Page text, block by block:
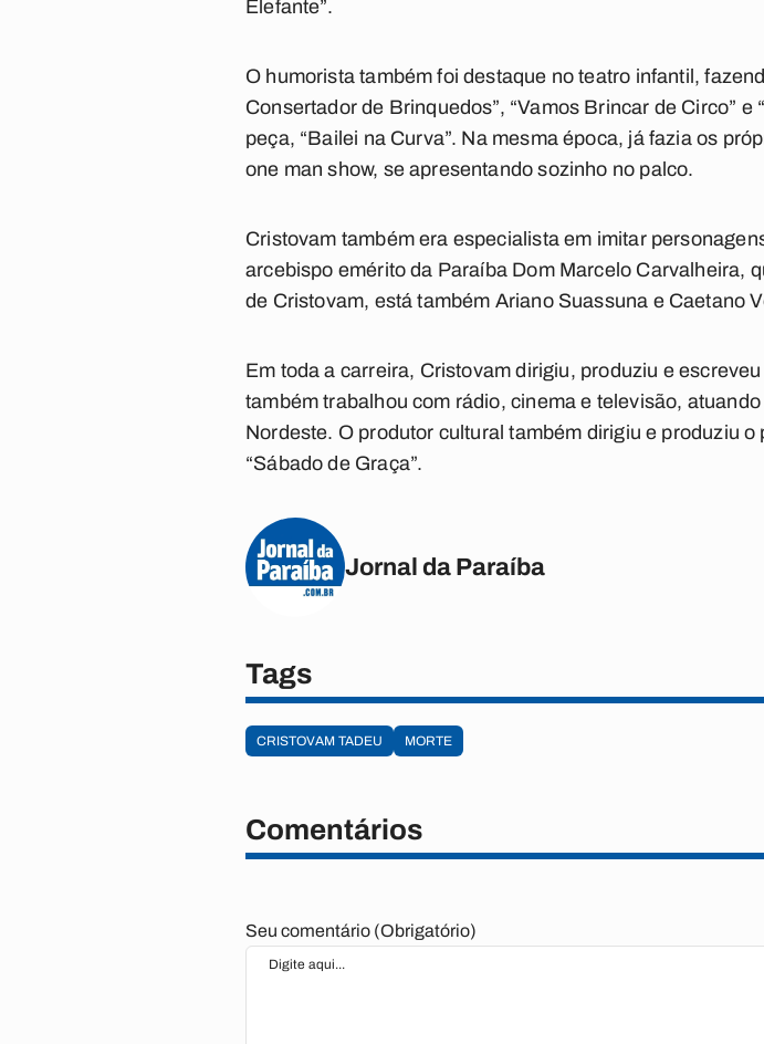
Elefante”.
O humorista também foi destaque no teatro infantil,
Consertador de Brinquedos”, “Vamos Brincar de Circo”
peça, “Bailei na Curva”. Na mesma época, já fazia os
one man show, se apresentando sozinho no palco.
Cristovam também era especialista em imitar
arcebispo emérito da Paraíba Dom Marcelo Carvalheira,
de Cristovam, está também Ariano Suassuna e Caetano
Em toda a carreira, Cristovam dirigiu, produziu e
também trabalhou com rádio, cinema e televisão,
Nordeste. O produtor cultural também dirigiu e produziu
“Sábado de Graça”.
Jornal da Paraíba
Tags
CRISTOVAM TADEU MORTE
Comentários
Seu comentário (Obrigatório)